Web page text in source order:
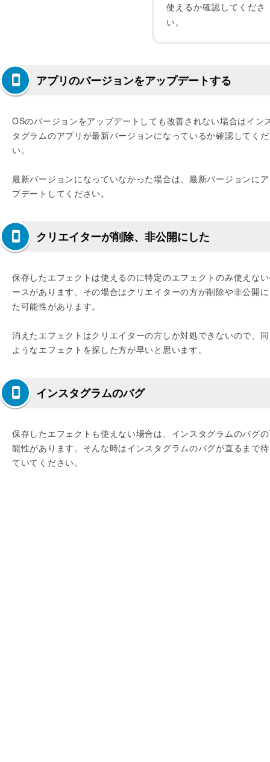
使えるか確認してくださ
い。
アプリのバージョンをアップデートする
OSのバージョンをアップデートしても改善されない場合はイン
タグラムのアプリが最新バージョンになっているか確認してく
い。
最新バージョンになっていなかった場合は、最新バージョンに
プデートしてください。
クリエイターが削除、非公開にした
保存したエフェクトは使えるのに特定のエフェクトのみ使えな
ースがあります。その場合はクリエイターの方が削除や非公開
た可能性があります。
消えたエフェクトはクリエイターの方しか対処できないので、
ようなエフェクトを探した方が早いと思います。
インスタグラムのバグ
保存したエフェクトも使えない場合は、インスタグラムのバグ
能性があります。そんな時はインスタグラムのバグが直るまで
ていてください。